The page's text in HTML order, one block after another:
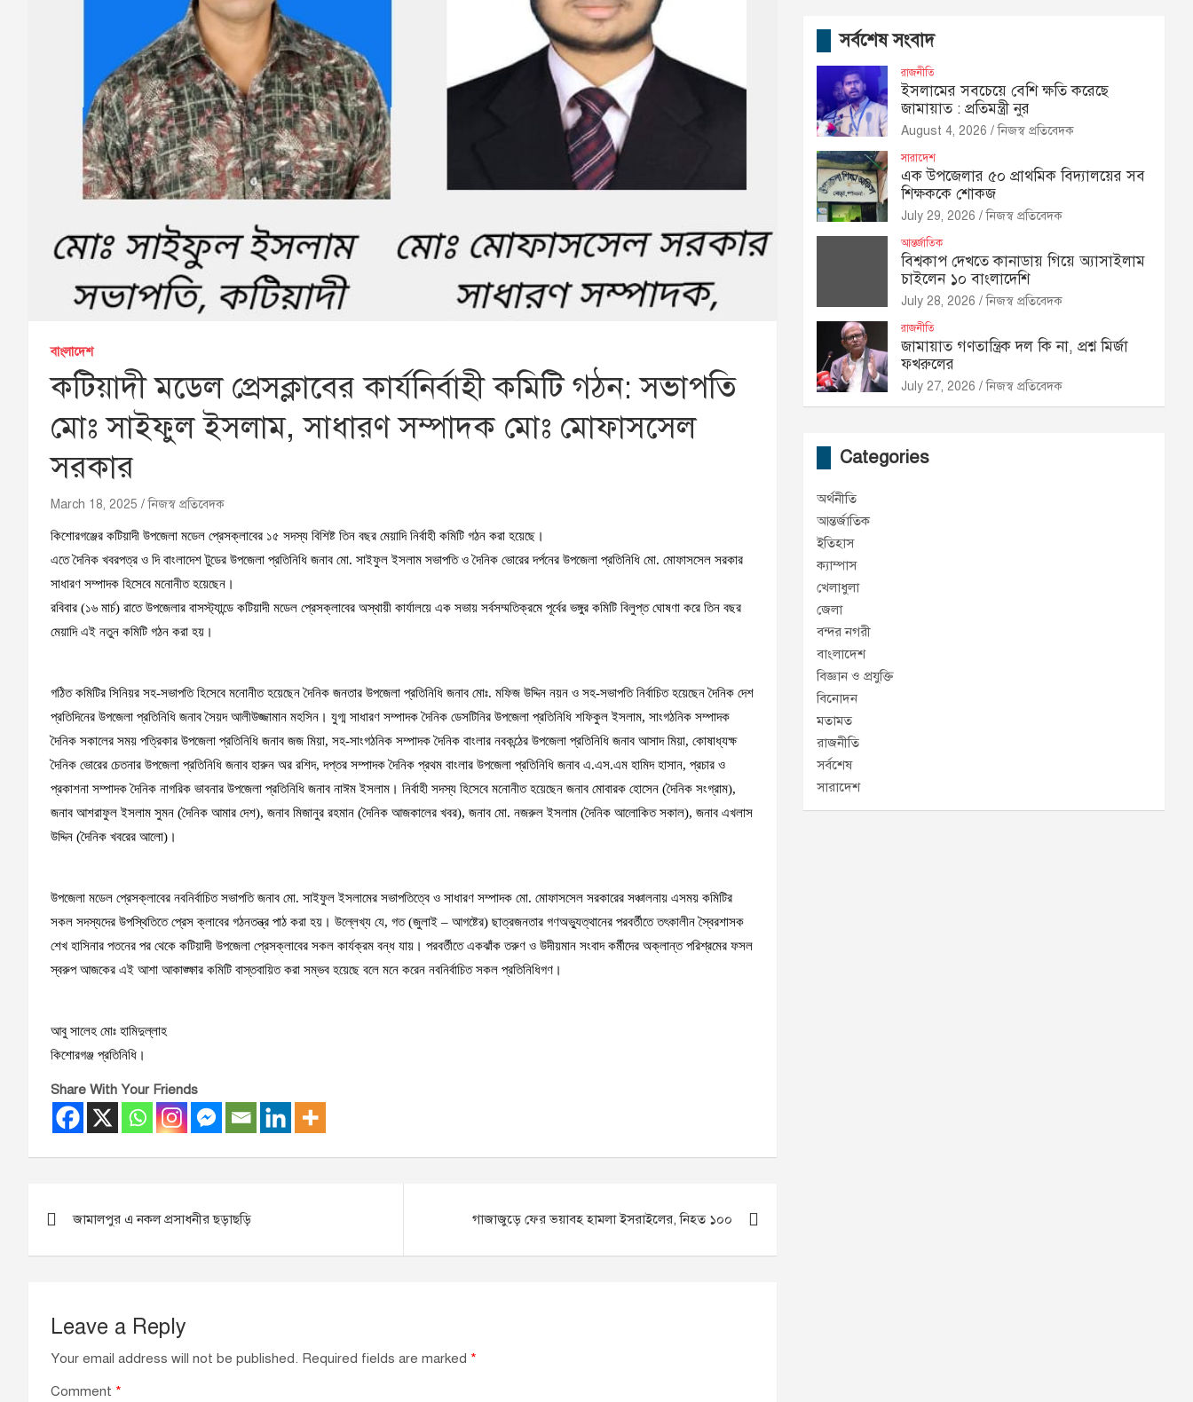
বাংলাদেশ
কটিয়াদী মডেল প্রেসক্লাবের কার্যনির্বাহী কমিটি গঠন: সভাপতি
মোঃ সাইফুল ইসলাম, সাধারণ সম্পাদক মোঃ মোফাসসেল
সরকার
March 18, 2025 নিজস্ব প্রতিবেদক
কিশোরগঞ্জের কটিয়াদী উপজেলা মডেল প্রেসক্লাবের ১৫ সদস্য বিশিষ্ট তিন বছর মেয়াদি নির্বাহী কমিটি গঠন করা হয়েছে।
এতে দৈনিক খবরপত্র ও দি বাংলাদেশ টুডের উপজেলা প্রতিনিধি জনাব মো. সাইফুল ইসলাম সভাপতি ও দৈনিক ভোরের দর্পনের উপজেলা প্রতিনিধি মো. মোফাসসেল সরকার
সাধারণ সম্পাদক হিসেবে মনোনীত হয়েছেন।
রবিবার (১৬ মার্চ) রাতে উপজেলার বাসস্ট্যান্ডে কটিয়াদী মডেল প্রেসক্লাবের অস্থায়ী কার্যালয়ে এক সভায় সর্বসম্মতিক্রমে পূর্বের ভঙ্গুর কমিটি বিলুপ্ত ঘোষণা করে তিন বছর
মেয়াদি এই নতুন কমিটি গঠন করা হয়।
গঠিত কমিটির সিনিয়র সহ-সভাপতি হিসেবে মনোনীত হয়েছেন দৈনিক জনতার উপজেলা প্রতিনিধি জনাব মোঃ. মফিজ উদ্দিন নয়ন ও সহ-সভাপতি নির্বাচিত হয়েছেন দৈনিক দেশ
প্রতিদিনের উপজেলা প্রতিনিধি জনাব সৈয়দ আলীউজ্জামান মহসিন। যুগ্ম সাধারণ সম্পাদক দৈনিক ডেসটিনির উপজেলা প্রতিনিধি শফিকুল ইসলাম, সাংগঠনিক সম্পাদক
দৈনিক সকালের সময় পত্রিকার উপজেলা প্রতিনিধি জনাব জজ মিয়া, সহ-সাংগঠনিক সম্পাদক দৈনিক বাংলার নবকন্ঠের উপজেলা প্রতিনিধি জনাব আসাদ মিয়া, কোষাধ্যক্ষ
দৈনিক ভোরের চেতনার উপজেলা প্রতিনিধি জনাব হারুন অর রশিদ, দপ্তর সম্পাদক দৈনিক প্রথম বাংলার উপজেলা প্রতিনিধি জনাব এ.এস.এম হামিদ হাসান, প্রচার ও
প্রকাশনা সম্পাদক দৈনিক নাগরিক ভাবনার উপজেলা প্রতিনিধি জনাব নাঈম ইসলাম। নির্বাহী সদস্য হিসেবে মনোনীত হয়েছেন জনাব মোবারক হোসেন (দৈনিক সংগ্রাম),
জনাব আশরাফুল ইসলাম সুমন (দৈনিক আমার দেশ), জনাব মিজানুর রহমান (দৈনিক আজকালের খবর), জনাব মো. নজরুল ইসলাম (দৈনিক আলোকিত সকাল), জনাব এখলাস
উদ্দিন (দৈনিক খবরের আলো)।
উপজেলা মডেল প্রেসক্লাবের নবনির্বাচিত সভাপতি জনাব মো. সাইফুল ইসলামের সভাপতিত্বে ও সাধারণ সম্পাদক মো. মোফাসসেল সরকারের সঞ্চালনায় এসময় কমিটির
সকল সদস্যদের উপস্থিতিতে প্রেস ক্লাবের গঠনতন্ত্র পাঠ করা হয়। উল্লেখ্য যে, গত (জুলাই – আগষ্টের) ছাত্রজনতার গণঅভ্যুত্থানের পরবর্তীতে তৎকালীন স্বৈরশাসক
শেখ হাসিনার পতনের পর থেকে কটিয়াদী উপজেলা প্রেসক্লাবের সকল কার্যক্রম বন্ধ যায়। পরবর্তীতে একঝাঁক তরুণ ও উদীয়মান সংবাদ কর্মীদের অক্লান্ত পরিশ্রমের ফসল
স্বরুপ আজকের এই আশা আকাঙ্ক্ষার কমিটি বাস্তবায়িত করা সম্ভব হয়েছে বলে মনে করেন নবনির্বাচিত সকল প্রতিনিধিগণ।
আবু সালেহ মোঃ হামিদুল্লাহ
কিশোরগঞ্জ প্রতিনিধি।
Share With Your Friends
navigation
জামালপুর এ নকল প্রসাধনীর ছড়াছড়ি গাজাজুড়ে ফের ভয়াবহ হামলা ইসরাইলের, নিহত ১০০
Leave a Reply
Your email address will not be published. Required fields are marked *
Comment *
সর্বশেষ সংবাদ
রাজনীতি
ইসলামের সবচেয়ে বেশি ক্ষতি করেছে
জামায়াত : প্রতিমন্ত্রী নুর
August 4, 2026 নিজস্ব প্রতিবেদক
সারাদেশ
এক উপজেলার ৫০ প্রাথমিক বিদ্যালয়ের সব
শিক্ষককে শোকজ
July 29, 2026 নিজস্ব প্রতিবেদক
আন্তর্জাতিক
বিশ্বকাপ দেখতে কানাডায় গিয়ে অ্যাসাইলাম
চাইলেন ১০ বাংলাদেশি
July 28, 2026 নিজস্ব প্রতিবেদক
রাজনীতি
জামায়াত গণতান্ত্রিক দল কি না, প্রশ্ন মির্জা
ফখরুলের
July 27, 2026 নিজস্ব প্রতিবেদক
Categories
অর্থনীতি
আন্তর্জাতিক
ইতিহাস
ক্যাম্পাস
খেলাধুলা
জেলা
বন্দর নগরী
বাংলাদেশ
বিজ্ঞান ও প্রযুক্তি
বিনোদন
মতামত
রাজনীতি
সর্বশেষ
সারাদেশ